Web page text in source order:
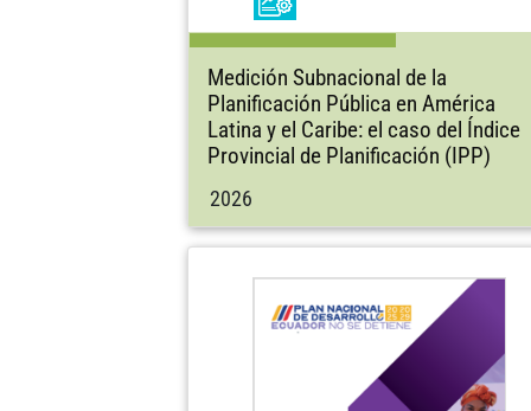
Medición Subnacional de la
Planificación Pública en América
Latina y el Caribe: el caso del Índice
Provincial de Planificación (IPP)
2026